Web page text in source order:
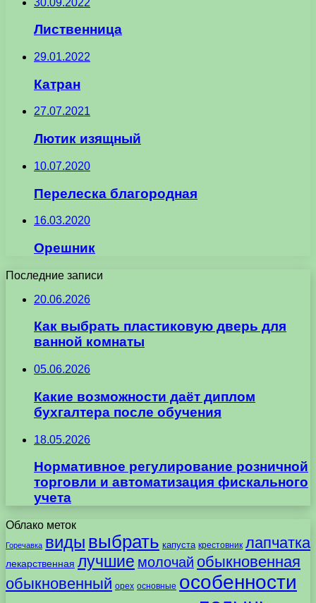
Лиственница
29.01.2022
Катран
27.07.2021
Лютик изящный
10.07.2020
Перелеска благородная
16.03.2020
Орешник
Последние записи
20.06.2026
Как выбрать пластиковую дверь для
ванной комнаты
05.06.2026
Какие возможности даёт диплом
бухгалтера после обучения
18.05.2026
Нормативное регулирование розничной
торговли и автоматизация фискального
учета
Облако меток
Горечавка виды выбрать капуста крестовник лапчатка
лекарственная лучшие молочай обыкновенная
обыкновенный орех основные особенности